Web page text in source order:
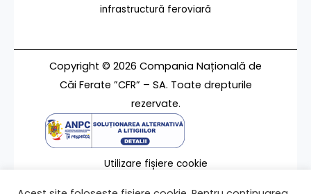
infrastructură feroviară
Copyright © 2026 Compania Națională de
Căi Ferate ”CFR” – SA. Toate drepturile
rezervate.
Utilizare fișiere cookie